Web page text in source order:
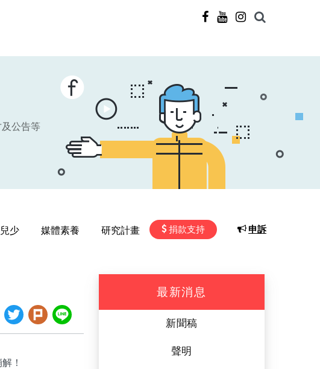
公告等
少 媒體素養 研究計畫 申訴
捐款支持
Facebook
Twitter
PlurkLine
！
最新消息
新聞稿
聲明